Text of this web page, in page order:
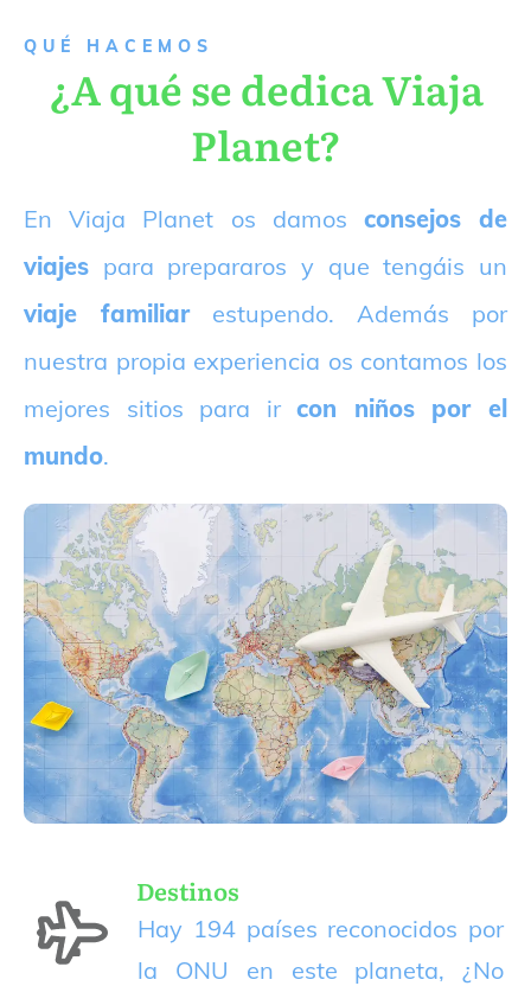
QUÉ HACEMOS
¿A qué se dedica Viaja
Planet?
En Viaja Planet os damos consejos de
viajes para prepararos y que tengáis un
viaje familiarestupendo. Además por
nuestra propia experiencia os contamos los
mejores sitios para ircon niños por el
mundo.
Destinos
Hay 194 países reconocidos por
la ONU en este planeta, ¿No